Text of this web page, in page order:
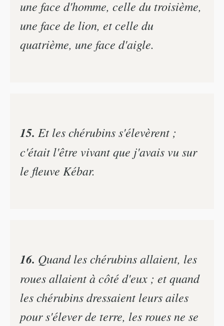
une face d'homme, celle du troisième,
une face de lion, et celle du
quatrième, une face d'aigle.
15. Et les chérubins s'élevèrent ;
c'était l'être vivant que j'avais vu sur
le fleuve Kébar.
16. Quand les chérubins allaient, les
roues allaient à côté d'eux ; et quand
les chérubins dressaient leurs ailes
pour s'élever de terre, les roues ne se